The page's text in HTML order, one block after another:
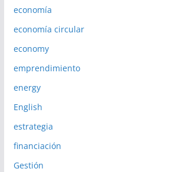
economía
economía circular
economy
emprendimiento
energy
English
estrategia
financiación
Gestión